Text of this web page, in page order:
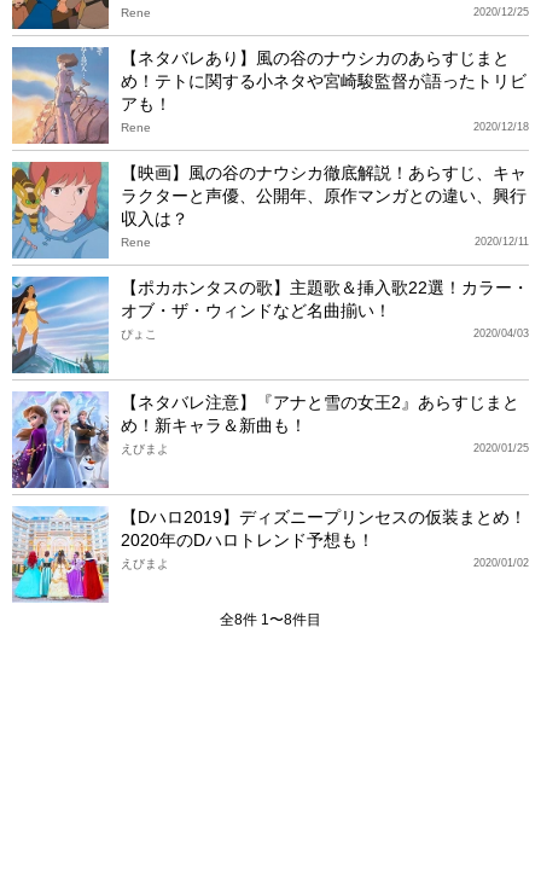
2020/12/25
Rene
【ネタバレあり】風の谷のナウシカのあらすじまと
め！テトに関する小ネタや宮崎駿監督が語ったトリビ
アも！
2020/12/18
Rene
【映画】風の谷のナウシカ徹底解説！あらすじ、キャ
ラクターと声優、公開年、原作マンガとの違い、興行
収入は？
2020/12/11
Rene
【ポカホンタスの歌】主題歌＆挿入歌22選！カラー・
オブ・ザ・ウィンドなど名曲揃い！
2020/04/03
ぴょこ
【ネタバレ注意】『アナと雪の女王2』あらすじまと
め！新キャラ＆新曲も！
2020/01/25
えびまよ
【Dハロ2019】ディズニープリンセスの仮装まとめ！
2020年のDハロトレンド予想も！
2020/01/02
えびまよ
全8件 1〜8件目